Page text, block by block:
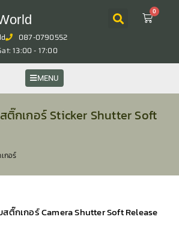
0
087-0790552
13:00 - 17:00
MENU
ติ๊กเกอร์ Sticker Shutter Soft
กอร์
ติ๊กเกอร์ Camera Shutter Soft Release